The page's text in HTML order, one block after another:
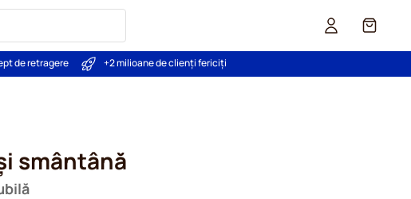
Coș
de retragere +2 milioane de clienți fericiți
smântână